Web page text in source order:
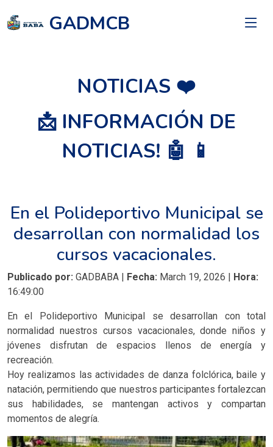
GADMCB
NOTICIAS ❤️
📩 INFORMACIÓN DE
NOTICIAS! 🤖 📱
En el Polideportivo Municipal se
desarrollan con normalidad los
cursos vacacionales.
Publicado por: GADBABA | Fecha: March 19, 2026 | Hora:
16:49:00
En el Polideportivo Municipal se desarrollan con total
normalidad nuestros cursos vacacionales, donde niños y
jóvenes disfrutan de espacios llenos de energía y
recreación.
Hoy realizamos las actividades de danza folclórica, baile y
natación, permitiendo que nuestros participantes fortalezcan
sus habilidades, se mantengan activos y compartan
momentos de alegría.